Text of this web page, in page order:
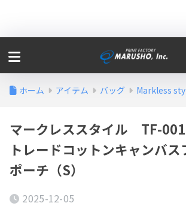
ホーム アイテム バッグ Markless
マークレススタイル TF-
トレードコットンキャンバス
ポーチ（S）
2025-12-05